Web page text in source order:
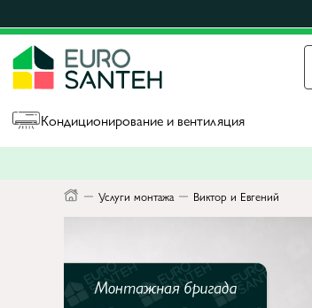
Кондиционирование и вентиляция
Услуги монтажа Виктор и Евгений